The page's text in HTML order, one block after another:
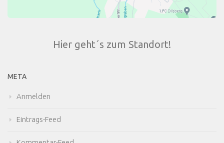
Hier geht´s zum Standort!
META
Anmelden
Eintrags-Feed